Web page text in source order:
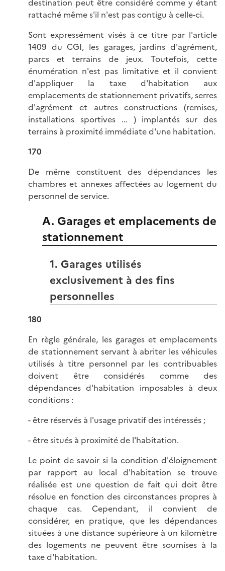
destination peut être considéré comme y étant
rattaché même s'il n'est pas contigu à celle-ci.
Sont expressément visés à ce titre par l'article
1409 du CGI, les garages, jardins d'agrément,
parcs et terrains de jeux. Toutefois, cette
énumération n'est pas limitative et il convient
d'appliquer la taxe d'habitation aux
emplacements de stationnement privatifs, serres
d'agrément et autres constructions (remises,
installations sportives ... ) implantés sur des
terrains à proximité immédiate d'une habitation.
170
De même constituent des dépendances les
chambres et annexes affectées au logement du
personnel de service.
A. Garages et emplacements de
stationnement
1. Garages utilisés
exclusivement à des fins
personnelles
180
En règle générale, les garages et emplacements
de stationnement servant à abriter les véhicules
utilisés à titre personnel par les contribuables
doivent être considérés comme des
dépendances d'habitation imposables à deux
conditions :
- être réservés à l'usage privatif des intéressés ;
- être situés à proximité de l'habitation.
Le point de savoir si la condition d'éloignement
par rapport au local d'habitation se trouve
réalisée est une question de fait qui doit être
résolue en fonction des circonstances propres à
chaque cas. Cependant, il convient de
considérer, en pratique, que les dépendances
situées à une distance supérieure à un kilomètre
des logements ne peuvent être soumises à la
taxe d'habitation.